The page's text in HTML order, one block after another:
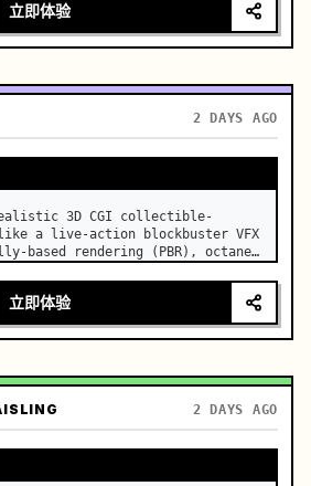
立即体验
2 DAYS AGO
3D CGI collectible-
a live-action blockbuster VFX
based rendering (PBR), octane-
立即体验
2 DAYS AGO